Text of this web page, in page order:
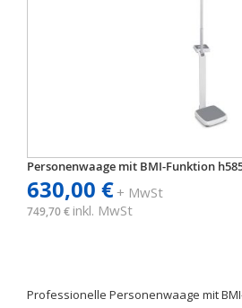
Personenwaage mit BMI-Funktion
630,00 €+ MwSt
749,70 € inkl. MwSt
Professionelle Personenwaage mit